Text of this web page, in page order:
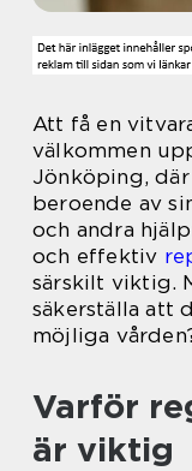
Att få en
välkommen
Jönköping,
beroende av
och andra
och effektiv
särskilt viktig.
säkerställa att
möjliga
Varför
är viktig